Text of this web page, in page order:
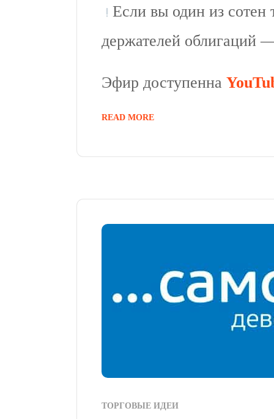
Если вы один из сотен
держателей облигаций
Эфир доступенна
READ MORE
ТОРГОВЫЕ ИДЕИ